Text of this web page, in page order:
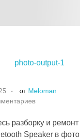
от Meloman
разборку и ремонт
Speaker в